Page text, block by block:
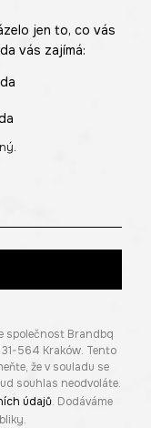
jen to, co vás
vás zajímá:
společnost Brandbq
31-564 Kraków. Tento
že v souladu se
souhlas neodvoláte.
údajů. Dodáváme